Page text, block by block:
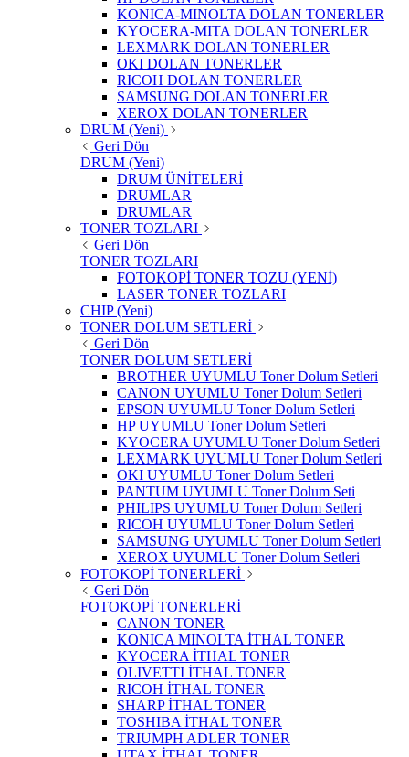
KONICA-MINOLTA DOLAN TONERLER
KYOCERA-MITA DOLAN TONERLER
LEXMARK DOLAN TONERLER
OKI DOLAN TONERLER
RICOH DOLAN TONERLER
SAMSUNG DOLAN TONERLER
XEROX DOLAN TONERLER
DRUM (Yeni)
Geri Dön
DRUM (Yeni)
DRUM ÜNİTELERİ
DRUMLAR
DRUMLAR
TONER TOZLARI
Geri Dön
TONER TOZLARI
FOTOKOPİ TONER TOZU (YENİ)
LASER TONER TOZLARI
CHIP (Yeni)
TONER DOLUM SETLERİ
Geri Dön
TONER DOLUM SETLERİ
BROTHER UYUMLU Toner Dolum Setleri
CANON UYUMLU Toner Dolum Setleri
EPSON UYUMLU Toner Dolum Setleri
HP UYUMLU Toner Dolum Setleri
KYOCERA UYUMLU Toner Dolum Setleri
LEXMARK UYUMLU Toner Dolum Setleri
OKI UYUMLU Toner Dolum Setleri
PANTUM UYUMLU Toner Dolum Seti
PHILIPS UYUMLU Toner Dolum Setleri
RICOH UYUMLU Toner Dolum Setleri
SAMSUNG UYUMLU Toner Dolum Setleri
XEROX UYUMLU Toner Dolum Setleri
FOTOKOPİ TONERLERİ
Geri Dön
FOTOKOPİ TONERLERİ
CANON TONER
KONICA MINOLTA İTHAL TONER
KYOCERA İTHAL TONER
OLIVETTI İTHAL TONER
RICOH İTHAL TONER
SHARP İTHAL TONER
TOSHIBA İTHAL TONER
TRIUMPH ADLER TONER